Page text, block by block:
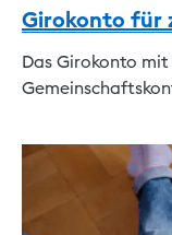
Girokonto für
Das Girokonto